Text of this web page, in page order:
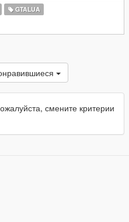
GTALUA
смените критерии